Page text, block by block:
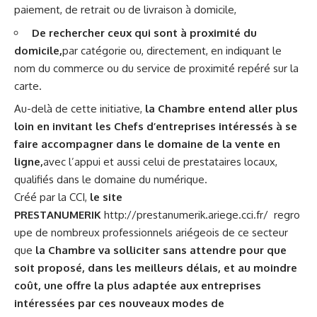
paiement, de retrait ou de livraison à domicile,
De rechercher ceux qui sont à proximité du
domicile,par catégorie ou, directement, en indiquant le
nom du commerce ou du service de proximité repéré sur la
carte.
Au-delà de cette initiative, la Chambre entend aller plus
loin en invitant les Chefs d’entreprises intéressés à se
faire accompagner dans le domaine de la vente en
ligne,avec l’appui et aussi celui de prestataires locaux,
qualifiés dans le domaine du numérique.
Créé par la CCI, le site
PRESTANUMERIK http://prestanumerik.ariege.cci.fr/ regro
upe de nombreux professionnels ariégeois de ce secteur
que la Chambre va solliciter sans attendre pour que
soit proposé, dans les meilleurs délais, et au moindre
coût, une offre la plus adaptée aux entreprises
intéressées par ces nouveaux modes de